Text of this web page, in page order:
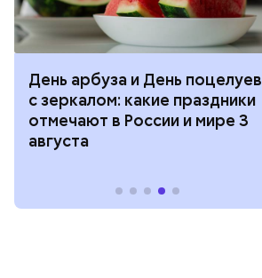
День арбуза и День поцелуев
с зеркалом: какие праздники
отмечают в России и мире 3
августа